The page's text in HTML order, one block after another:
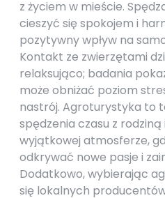
z życiem w mieście.
cieszyć się spokojem i
pozytywny wpływ na
Kontakt ze zwierzętami
relaksująco; badania
może obniżać poziom
nastrój. Agroturystyka to
spędzenia czasu z rodziną
wyjątkowej atmosferze,
odkrywać nowe pasje i
Dodatkowo, wybierając
się lokalnych